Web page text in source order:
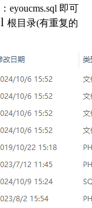
eyoucms.sql 即可
根目录(有重复的